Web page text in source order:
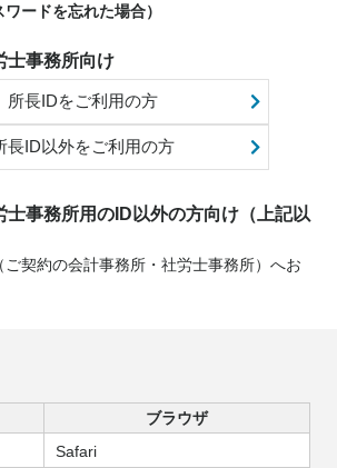
ワードを忘れた場合）
士事務所向け
所長IDをご利用の方
長ID以外をご利用の方
士事務所用のID以外の方向け（上記以
ご契約の会計事務所・社労士事務所）へお
ブラウザ
Safari